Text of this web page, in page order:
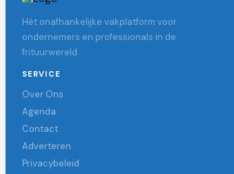
Hét onafhankelijke vakplatform voor
ondernemers en professionals in de
frituurwereld.
SERVICE
Over Ons
Agenda
Contact
Adverteren
Privacybeleid